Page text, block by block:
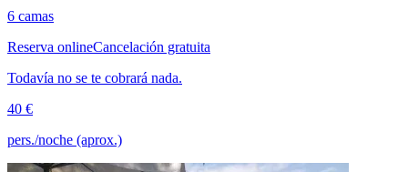
6 camas
Reserva onlineCancelación gratuita
Todavía no se te cobrará nada.
40 €
pers./noche (aprox.)